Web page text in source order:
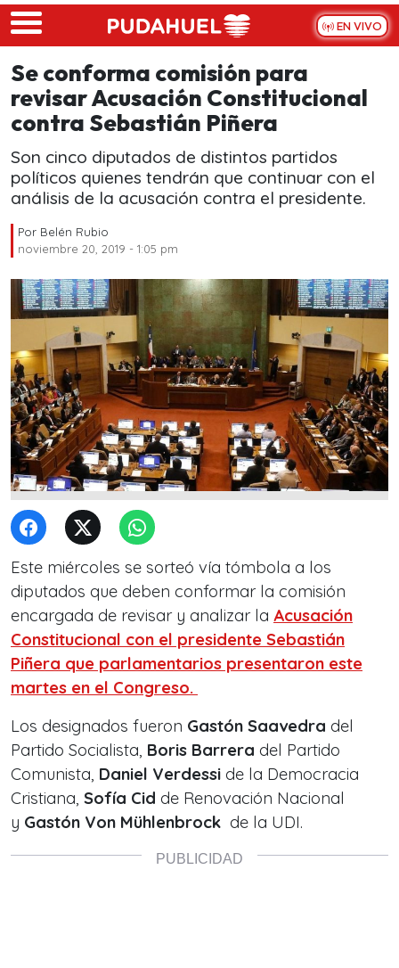
Skip to main content
EN VIVO
Se conforma comisión para
revisar Acusación Constitucional
contra Sebastián Piñera
Son cinco diputados de distintos partidos
políticos quienes tendrán que continuar con el
análisis de la acusación contra el presidente.
Por Belén Rubio
noviembre 20, 2019 - 1:05 pm
Este miércoles se sorteó vía tómbola a los
diputados que deben conformar la comisión
encargada de revisar y analizar la Acusación
Constitucional con el presidente Sebastián
Piñera que parlamentarios presentaron este
martes en el Congreso.
Los designados fueron Gastón Saavedra del
Partido Socialista, Boris Barrera del Partido
Comunista, Daniel Verdessi de la Democracia
Cristiana, Sofía Cid de Renovación Nacional
y Gastón Von Mühlenbrock de la UDI.